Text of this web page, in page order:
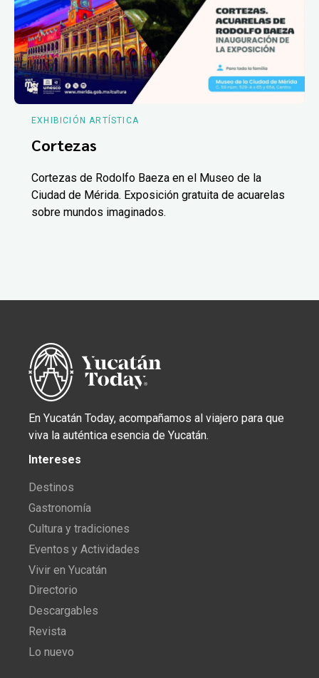
EXHIBICIÓN ARTÍSTICA
Cortezas
Cortezas de Rodolfo Baeza en el Museo de la
Ciudad de Mérida. Exposición gratuita de acuarelas
sobre mundos imaginados.
En Yucatán Today, acompañamos al viajero para que
viva la auténtica esencia de Yucatán.
Intereses
Destinos
Gastronomía
Cultura y tradiciones
Eventos y Actividades
Vivir en Yucatán
Directorio
Descargables
Revista
Lo nuevo